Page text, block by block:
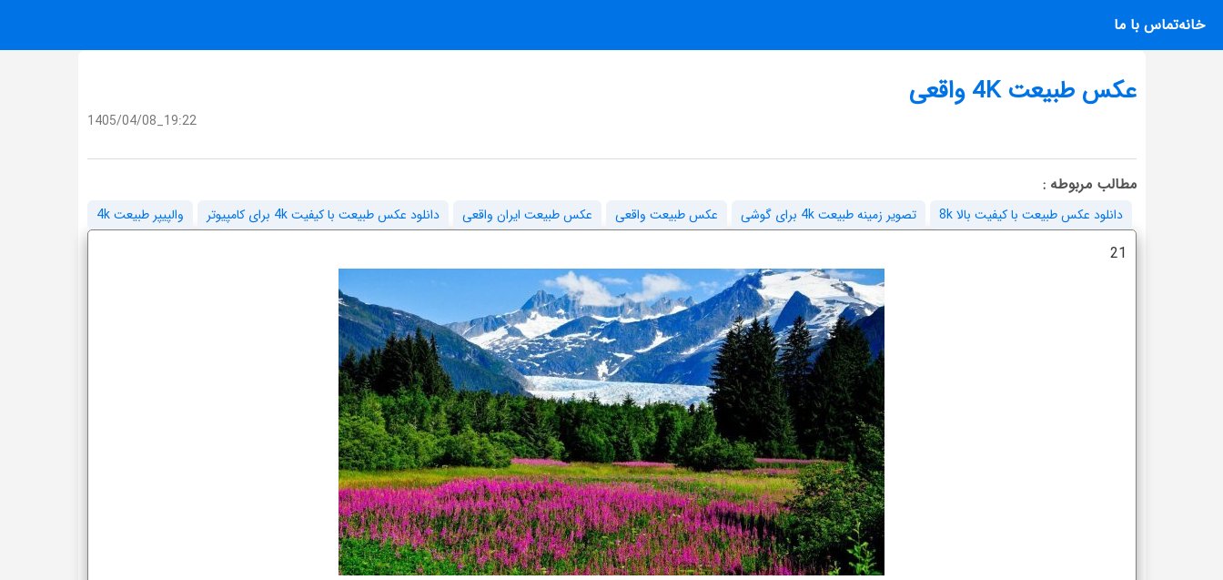
خانهتماس با ما
عکس طبیعت 4K واقعی
1405/04/08_19:22
مطالب مربوطه :
دانلود عکس طبیعت با کیفیت بالا 8k تصویر زمینه طبیعت 4k برای گوشی عکس طبیعت واقعی عکس طبیعت ایران واقعی دانلود عکس طبیعت با کیفیت 4k برای کامپیوتر والپیپر طبیعت 4k
21